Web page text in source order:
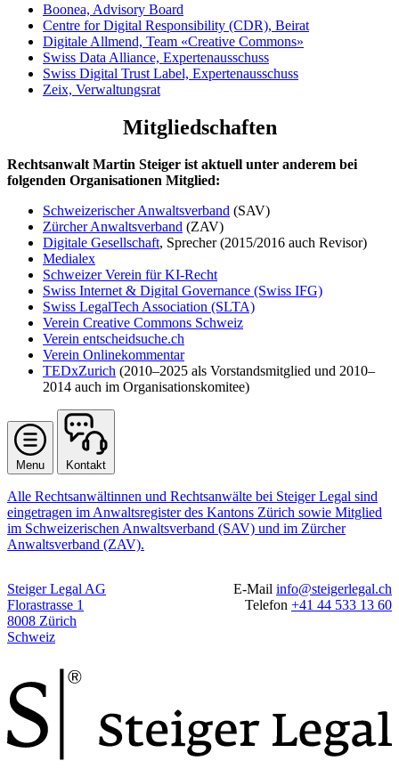
Boonea, Advisory Board
Centre for Digital Responsibility (CDR), Beirat
Digitale Allmend, Team «Creative Commons»
Swiss Data Alliance, Expertenausschuss
Swiss Digital Trust Label, Expertenausschuss
Zeix, Verwaltungsrat
Mitgliedschaften
Rechtsanwalt Martin Steiger ist aktuell unter anderem bei
folgenden Organisationen Mitglied:
Schweizerischer Anwaltsverband (SAV)
Zürcher Anwaltsverband (ZAV)
Digitale Gesellschaft, Sprecher (2015/2016 auch Revisor)
Medialex
Schweizer Verein für KI-Recht
Swiss Internet & Digital Governance (Swiss IFG)
Swiss LegalTech Association (SLTA)
Verein Creative Commons Schweiz
Verein entscheidsuche.ch
Verein Onlinekommentar
TEDxZurich (2010–2025 als Vorstandsmitglied und 2010–
2014 auch im Organisationskomitee)
MenuOpen
menu
KontaktKontaktbereich
öffnen
Alle Rechtsanwältinnen und Rechtsanwälte bei Steiger Legal sind
eingetragen im Anwaltsregister des Kantons Zürich sowie Mitglied
im Schweizerischen Anwaltsverband (SAV) und im Zürcher
Anwaltsverband (ZAV).
Steiger Legal AG
Florastrasse 1
8008 Zürich
Schweiz
E-Mail info@steigerlegal.ch
Telefon +41 44 533 13 60